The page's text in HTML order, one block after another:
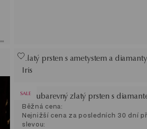
Zlatý prsten s ametystem a
Iris
SALE
Dvoubarevný zlatý prsten s
Běžná cena:
Nejnižší cena za posledních 30 dní
slevou: